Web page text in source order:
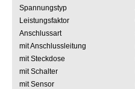
Spannungstyp
Leistungsfaktor
Anschlussart
mit Anschlussleitung
mit Steckdose
mit Schalter
mit Sensor